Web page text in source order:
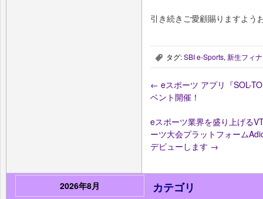
引き続きご愛顧賜りますよう
, タグ:SBI e-Sports, 新生フィ
← eスポーツ アプリ『SOL-
ベント開催！
eスポーツ業界を盛り上げる
ーツ大会プラットフォーム
デビューします →
2026年8月
カテゴリ